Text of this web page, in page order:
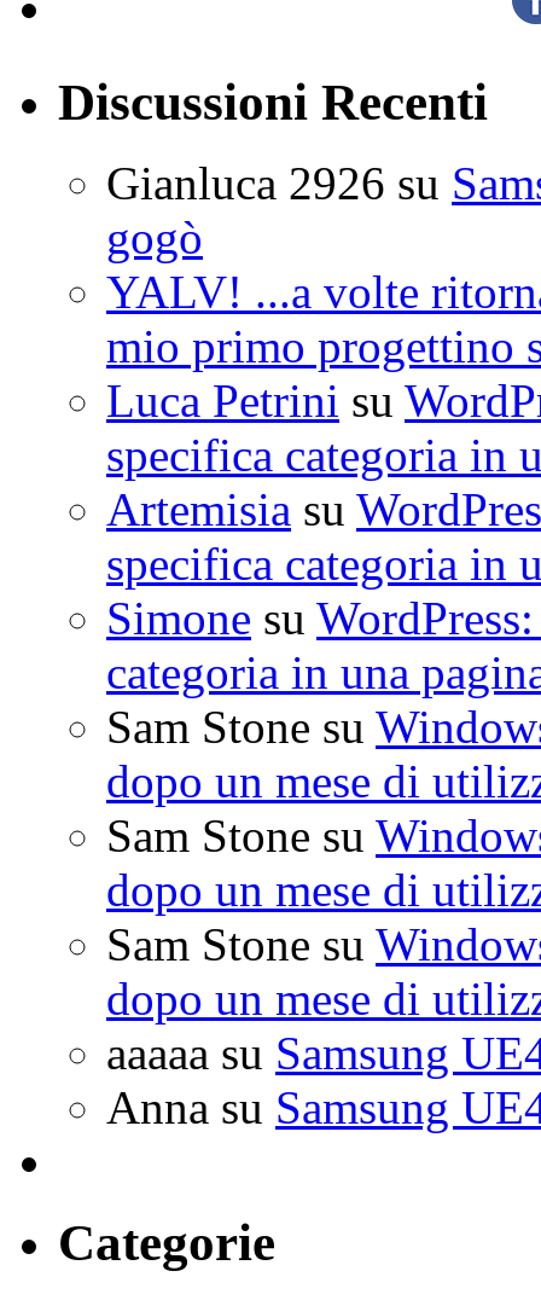
Discussioni Recenti
Gianluca 2926 su
gogò
YALV! ...a volte
mio primo progettino
Luca Petrini su
specifica categoria in
Artemisia su
specifica categoria in
Simone su
categoria in una
Sam Stone su
dopo un mese di
Sam Stone su
dopo un mese di
Sam Stone su
dopo un mese di
aaaaa su Samsung
Anna su Samsung
Categorie